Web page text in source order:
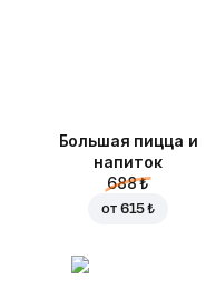
Большая пицца и
напиток
688 ₺
от 615 ₺